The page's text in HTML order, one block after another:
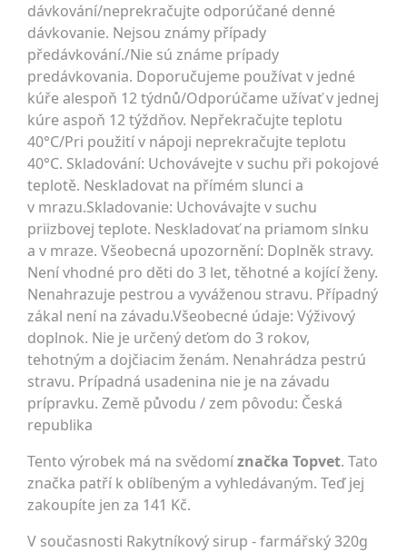
dávkování/neprekračujte odporúčané denné
dávkovanie. Nejsou známy případy
předávkování./Nie sú známe prípady
predávkovania. Doporučujeme používat v jedné
kúře alespoň 12 týdnů/Odporúčame užívať v jednej
kúre aspoň 12 týždňov. Nepřekračujte teplotu
40°C/Pri použití v nápoji neprekračujte teplotu
40°C. Skladování: Uchovávejte v suchu při pokojové
teplotě. Neskladovat na přímém slunci a
v mrazu.Skladovanie: Uchovávajte v suchu
priizbovej teplote. Neskladovať na priamom slnku
a v mraze. Všeobecná upozornění: Doplněk stravy.
Není vhodné pro děti do 3 let, těhotné a kojící ženy.
Nenahrazuje pestrou a vyváženou stravu. Případný
zákal není na závadu.Všeobecné údaje: Výživový
doplnok. Nie je určený deťom do 3 rokov,
tehotným a dojčiacim ženám. Nenahrádza pestrú
stravu. Prípadná usadenina nie je na závadu
prípravku. Země původu / zem pôvodu: Česká
republika
Tento výrobek má na svědomíznačka Topvet. Tato
značka patří k oblíbeným a vyhledávaným. Teď jej
zakoupíte jen za 141 Kč.
V současnosti Rakytníkový sirup - farmářský 320g